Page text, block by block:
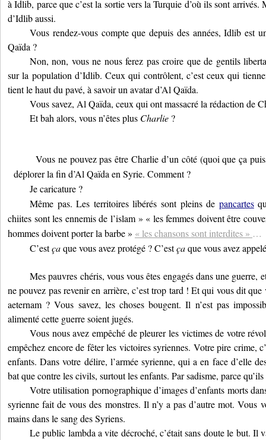
à Idlib, parce que c’est la sortie vers la Turquie d’où ils sont
d’Idlib aussi.
Vous rendez-vous compte que depuis des années, Idlib est
Qaïda ?
Non, non, vous ne nous ferez pas croire que de gentils
sur la population d’Idlib. Ceux qui contrôlent, c’est ceux qui
tient le haut du pavé, à savoir un avatar d’Al Qaïda.
Vous savez, Al Qaïda, ceux qui ont massacré la rédaction de
Et bah alors, vous n’êtes plus Charlie ?
Vous ne pouvez pas être Charlie d’un côté (quoi que ça
déplorer la fin d’Al Qaïda en Syrie. Comment ?
Je caricature ?
Même pas. Les territoires libérés sont pleins de pancartes
chiites sont les ennemis de l’islam » « les femmes doivent être
hommes doivent porter la barbe » « les chansons sont interdites » …
C’estçaque vous avez protégé ? C’estçaque vous avez
Mes pauvres chéris, vous vous êtes engagés dans une guerre,
ne pouvez pas revenir en arrière, c’est trop tard ! Et qui vous dit que
aeternam ? Vous savez, les choses bougent. Il n’est pas
alimenté cette guerre soient jugés.
Vous nous avez empêché de pleurer les victimes de votre
empêchez encore de fêter les victoires syriennes. Votre pire crime,
enfants. Dans votre délire, l’armée syrienne, qui a en face d’elle
bat que contre les civils, surtout les enfants. Par sadisme, parce
Votre utilisation pornographique d’images d’enfants morts
syrienne fait de vous des monstres. Il n’y a pas d’autre mot. Vous
mains dans le sang des Syriens.
Le public lambda a vite décroché, c’était sans doute le but. Il